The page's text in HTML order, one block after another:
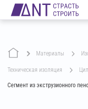
Материалы
техническая изоляция
Сегмент из экструзионного